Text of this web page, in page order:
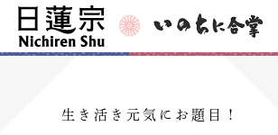
生き活き元気にお題目！